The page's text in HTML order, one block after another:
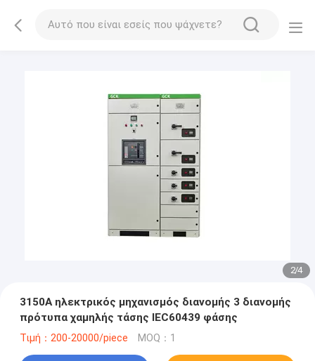
2/4
3150A ηλεκτρικός μηχανισμός διανομής 3 διανομής
πρότυπα χαμηλής τάσης IEC60439 φάσης
Τιμή：200-20000/piece MOQ：1